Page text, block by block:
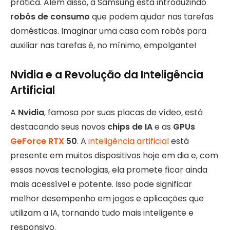
robôs de consumo que podem ajudar nas tarefas
domésticas. Imaginar uma casa com robôs para
auxiliar nas tarefas é, no mínimo, empolgante!
Nvidia e a Revolução da Inteligência
Artificial
A Nvidia, famosa por suas placas de vídeo, está
destacando seus novos chips de IAe as GPUs
GeForce RTX 50. A inteligência artificialestá
presente em muitos dispositivos hoje em dia e, com
essas novas tecnologias, ela promete ficar ainda
mais acessível e potente. Isso pode significar
melhor desempenho em jogos e aplicações que
utilizam a IA, tornando tudo mais inteligente e
responsivo.